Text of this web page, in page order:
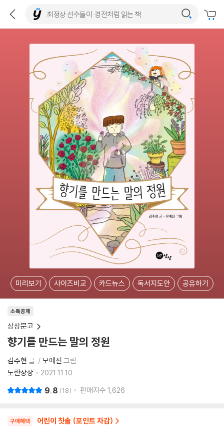
미리보기 사이즈비교 카드뉴스 독서지도안 공유하기
소득공제
상상문고
향기를 만드는 말의 정원
김주현 글 모예진 그림
노란상상
2021.11.10.
9.8 18 판매지수 1,626
구매혜택 어린이 칫솔 (포인트 차감)